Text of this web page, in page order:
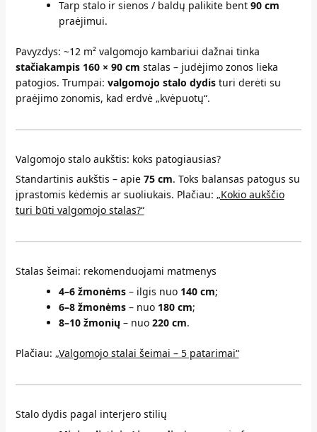
Tarp stalo ir sienos / baldų palikite bent 90 cm
praėjimui.
Pavyzdys: ~12 m² valgomojo kambariui dažnai tinka
stačiakampis 160 × 90 cm stalas – judėjimo zonos lieka
patogios. Trumpai: valgomojo stalo dydisturi derėti su
praėjimo zonomis, kad erdvė „kvėpuotų“.
Valgomojo stalo aukštis: koks patogiausias?
Standartinis aukštis – apie 75 cm. Toks balansas patogus su
įprastomis kėdėmis ar suoliukais. Plačiau: „Kokio aukščio
turi būti valgomojo stalas?“
Stalas šeimai: rekomenduojami matmenys
4–6 žmonėms– ilgis nuo 140 cm;
6–8 žmonėms– nuo 180 cm;
8–10 žmonių– nuo 220 cm.
Plačiau: „Valgomojo stalai šeimai – 5 patarimai“
Stalo dydis pagal interjero stilių